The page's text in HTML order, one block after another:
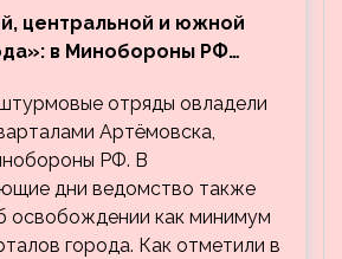
центральной и южной
в Минобороны РФ
отряды овладели
Артёмовска,
РФ. В
дни ведомство также
освобождении как минимум
города. Как отметили в